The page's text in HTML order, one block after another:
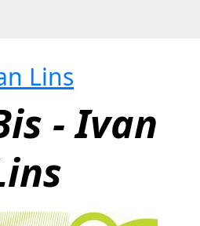
Lins
- Ivan